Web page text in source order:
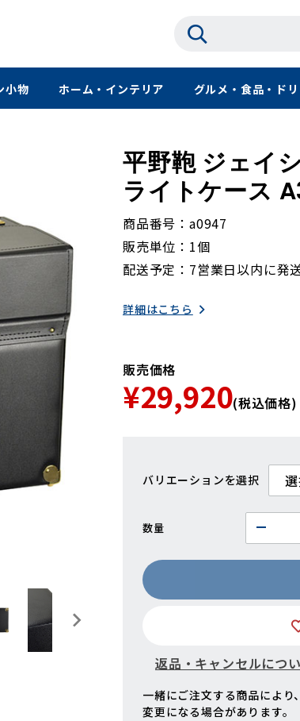
小物 ホーム・インテリア グルメ・食品・ド
平野鞄 ジェイ
ライトケース
商品番号
a0947
販売単位
1個
配送予定
7営業日以内に発
詳細はこちら
販売価格
¥29,920(税込価格)
バリエーション
数量
返品・キャンセルにつ
一緒にご注文する商品によ
変更になる場合があります。